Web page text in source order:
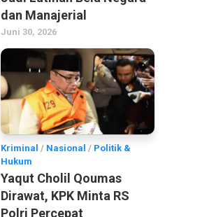
dan Manajerial
Juni 30, 2026
Kriminal / Nasional / Politik &
Hukum
Yaqut Cholil Qoumas
Dirawat, KPK Minta RS
Polri Percepat